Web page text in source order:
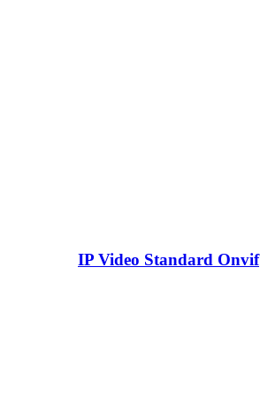
IP Video Standard Onvif